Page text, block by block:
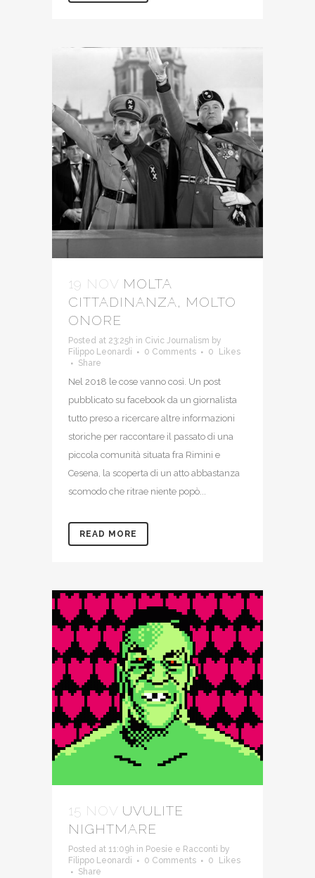
19 NOV MOLTA
CITTADINANZA, MOLTO
ONORE
Posted at 23:25h in Civic Journalism by
Filippo Leonardi
0 Comments 0
Likes
Share
Nel 2018 le cose vanno così. Un post
pubblicato su facebook da un giornalista
tutto preso a ricercare altre informazioni
storiche per raccontare il passato di una
piccola comunità situata fra Rimini e
Cesena, la scoperta di un atto abbastanza
scomodo che ritrae niente popò...
READ MORE
15 NOV UVULITE
NIGHTMARE
Posted at 11:09h in Poesie e Racconti by
Filippo Leonardi
0 Comments 0
Likes
Share